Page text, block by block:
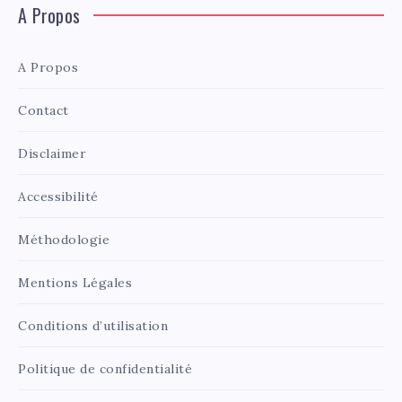
A Propos
A Propos
Contact
Disclaimer
Accessibilité
Méthodologie
Mentions Légales
Conditions d’utilisation
Politique de confidentialité